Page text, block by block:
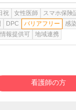
祝 女性医師 スマホ保険
DPC バリアフリー
感
報提供可 地域連携
看護師の方